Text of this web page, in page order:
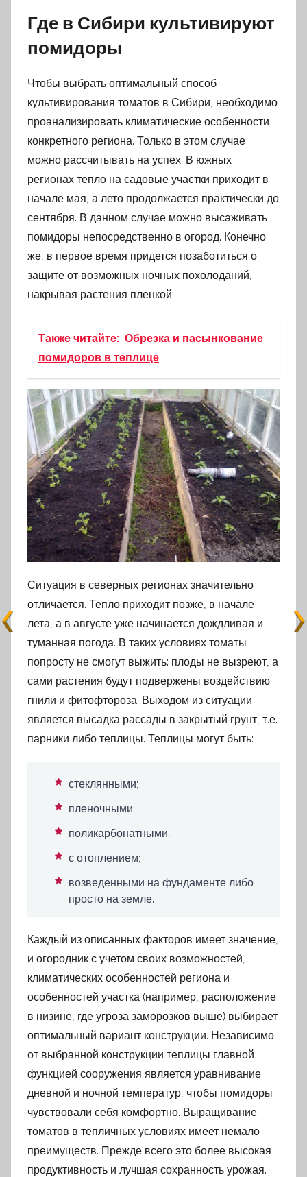
Где в Сибири культивируют
помидоры
Чтобы выбрать оптимальный способ
культивирования томатов в Сибири, необходимо
проанализировать климатические особенности
конкретного региона. Только в этом случае
можно рассчитывать на успех. В южных
регионах тепло на садовые участки приходит в
начале мая, а лето продолжается практически до
сентября. В данном случае можно высаживать
помидоры непосредственно в огород. Конечно
же, в первое время придется позаботиться о
защите от возможных ночных похолоданий,
накрывая растения пленкой.
Также читайте: Обрезка и пасынкование
помидоров в теплице
Ситуация в северных регионах значительно
отличается. Тепло приходит позже, в начале
лета, а в августе уже начинается дождливая и
туманная погода. В таких условиях томаты
попросту не смогут выжить: плоды не вызреют, а
сами растения будут подвержены воздействию
гнили и фитофтороза. Выходом из ситуации
является высадка рассады в закрытый грунт, т.е.
парники либо теплицы. Теплицы могут быть:
стеклянными;
пленочными;
поликарбонатными;
с отоплением;
возведенными на фундаменте либо
просто на земле.
Каждый из описанных факторов имеет значение,
и огородник с учетом своих возможностей,
климатических особенностей региона и
особенностей участка (например, расположение
в низине, где угроза заморозков выше) выбирает
оптимальный вариант конструкции. Независимо
от выбранной конструкции теплицы главной
функцией сооружения является уравнивание
дневной и ночной температур, чтобы помидоры
чувствовали себя комфортно. Выращивание
томатов в тепличных условиях имеет немало
преимуществ. Прежде всего это более высокая
продуктивность и лучшая сохранность урожая.